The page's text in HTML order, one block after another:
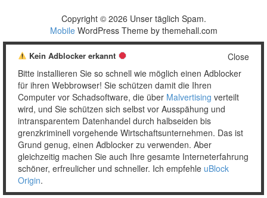
Copyright © 2026 Unser täglich Spam.
MobileWordPress Theme by themehall.com
Close
Kein Adblocker erkannt
Bitte installieren Sie so schnell wie möglich einen Adblocker
für ihren Webbrowser! Sie schützen damit die Ihren
Computer vor Schadsoftware, die über Malvertising verteilt
wird, und Sie schützen sich selbst vor Ausspähung und
intransparentem Datenhandel durch halbseiden bis
grenzkriminell vorgehende Wirtschaftsunternehmen. Das ist
Grund genug, einen Adblocker zu verwenden. Aber
gleichzeitig machen Sie auch Ihre gesamte Interneterfahrung
schöner, erfreulicher und schneller. Ich empfehle uBlock
Origin.